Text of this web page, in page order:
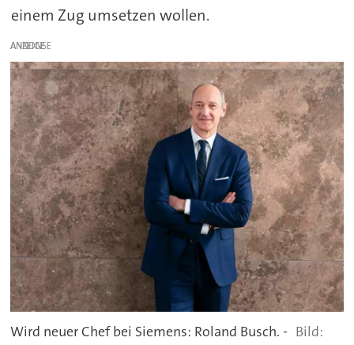
einem Zug umsetzen wollen.
ANZEIGE
Wird neuer Chef bei Siemens: Roland Busch. -